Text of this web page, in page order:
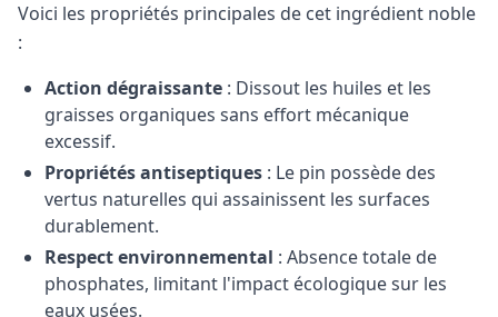
Voici les propriétés principales de cet ingrédient noble
:
Action dégraissante : Dissout les huiles et les
graisses organiques sans effort mécanique
excessif.
Propriétés antiseptiques : Le pin possède des
vertus naturelles qui assainissent les surfaces
durablement.
Respect environnemental : Absence totale de
phosphates, limitant l'impact écologique sur les
eaux usées.